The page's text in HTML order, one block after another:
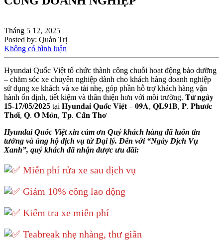
Tháng 5 12, 2025
Posted by: Quản Trị
Không có bình luận
Hyundai Quốc Việt tổ chức thành công chuỗi hoạt động bảo dưỡng
– chăm sóc xe chuyên nghiệp dành cho khách hàng doanh nghiệp
sử dụng xe khách và xe tải nhẹ, góp phần hỗ trợ khách hàng vận
hành ổn định, tiết kiệm và thân thiện hơn với môi trường. 𝐓𝐮̛̀ 𝐧𝐠𝐚̀𝐲
15-17/05/2025 tại 𝐇𝐲𝐮𝐧𝐝𝐚𝐢 𝐐𝐮𝐨̂́𝐜 𝐕𝐢𝐞̣̂𝐭 – 𝟎𝟗𝐀, 𝐐𝐋𝟗𝟏𝐁, 𝐏. 𝐏𝐡𝐮̛𝐨̛́𝐜
𝐓𝐡𝐨̛́𝐢, 𝐐. 𝐎̂ 𝐌𝐨̂𝐧, 𝐓𝐩. 𝐂𝐚̂̀𝐧 𝐓𝐡𝐨̛
Hyundai Quốc Việt xin cảm ơn Quý khách hàng đã luôn tin
tưởng và ủng hộ dịch vụ từ Đại lý. Đến với “Ngày Dịch Vụ
Xanh”, quý khách đã nhận được ưu đãi:
Miễn phí rửa xe sau dịch vụ
Giảm 10% công lao động
Kiểm tra xe miễn phí
Teabreak nhẹ nhàng, thư giãn